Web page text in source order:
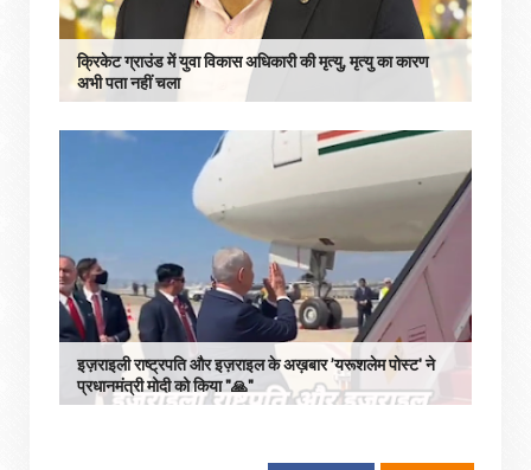
क्रिकेट ग्राउंड में युवा विकास अधिकारी की मृत्यु, मृत्यु का कारण
अभी पता नहीं चला
इज़राइली राष्ट्रपति और इज़राइल के अख़बार ’यरूशलेम पोस्ट' ने
प्रधानमंत्री मोदी को किया "🙏"